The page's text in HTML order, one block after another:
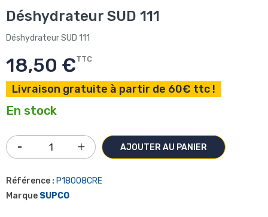
Déshydrateur SUD 111
Déshydrateur SUD 111
18,50 €TTC
Livraison gratuite à partir de 60€ ttc !
En stock
AJOUTER AU PANIER
Référence : P18008CRE
Marque SUPCO